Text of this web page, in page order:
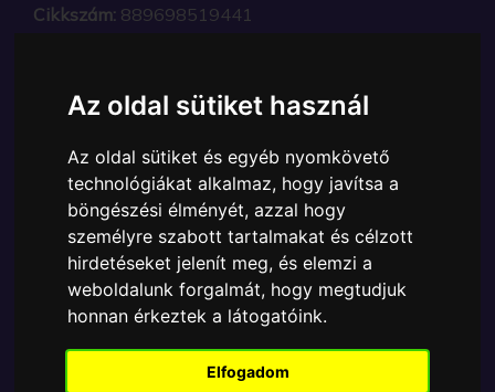
Az oldal sütiket használ
Az oldal sütiket és egyéb nyomkövető
technológiákat alkalmaz, hogy javítsa a
böngészési élményét, azzal hogy
személyre szabott tartalmakat és célzott
hirdetéseket jelenít meg, és elemzi a
weboldalunk forgalmát, hogy megtudjuk
honnan érkeztek a látogatóink.
Elfogadom
Cikkszám: 889698519441
A Funko POP - Movies egyik népszerű terméke a
Jenkins figura, amely ablakos csomagolásban azaz -
POP In a Box - várja új gazdáját.
A termék sajnos nem elérhető, nézd meg
MÁSOK MIT VESZNEK
Tetszik? Osszd meg másokkal!